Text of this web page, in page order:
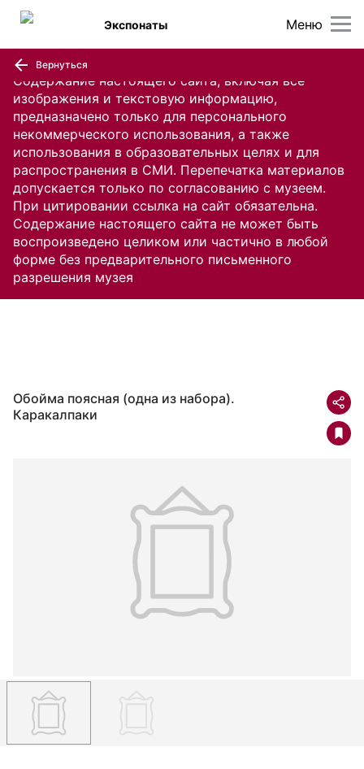
Содержание настоящего сайта, включая все
изображения и текстовую информацию,
предназначено только для персонального
некоммерческого использования, а также
использования в образовательных целях и для
распространения в СМИ. Перепечатка материалов
допускается только по согласованию с музеем.
При цитировании ссылка на сайт обязательна.
Содержание настоящего сайта не может быть
воспроизведено целиком или частично в любой
форме без предварительного письменного
разрешения музея
Меню
Экспонаты
Вернуться
Обойма поясная (одна из набора).
Каракалпаки